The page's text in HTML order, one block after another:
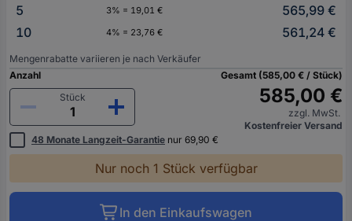
5
3% = 19,01 €
565,99 €
10
4% = 23,76 € 561,24 €
Mengenrabatte variieren je nach Verkäufer
Anzahl
Stück
Gesamt (585,00 € / Stück)
585,00 €
zzgl. MwSt.
Kostenfreier Versand
48 Monate Langzeit-Garantie nur 69,90 €
Nur noch 1 Stück verfügbar
In den Einkaufswagen